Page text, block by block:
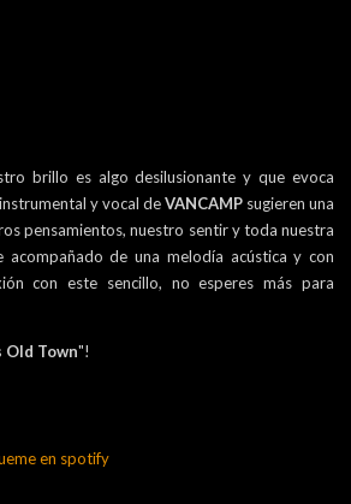
brillo es algo desilusionante y que evoca
y vocal deVANCAMP sugieren una
pensamientos, nuestro sentir y toda nuestra
de una melodía acústica y con
con este sencillo, no esperes más para
Old Town"!